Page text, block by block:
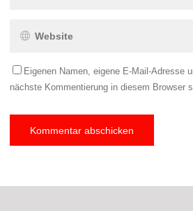
Eigenen Namen, eigene E-Mail-Adresse
nächste Kommentierung in diesem Browser